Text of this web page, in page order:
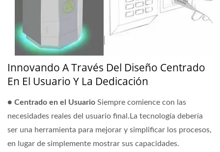
Innovando A Través Del Diseño Centrado
En El Usuario Y La Dedicación
● Centrado en el Usuario Siempre comience con las
necesidades reales del usuario final.La tecnología debería
ser una herramienta para mejorar y simplificar los procesos,
en lugar de simplemente mostrar sus capacidades.